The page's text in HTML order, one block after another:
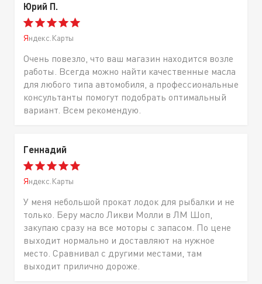
Юрий П.
Яндекс.Карты
Очень повезло, что ваш магазин находится возле
работы. Всегда можно найти качественные масла
для любого типа автомобиля, а профессиональные
консультанты помогут подобрать оптимальный
вариант. Всем рекомендую.
Геннадий
Яндекс.Карты
У меня небольшой прокат лодок для рыбалки и не
только. Беру масло Ликви Молли в ЛМ Шоп,
закупаю сразу на все моторы с запасом. По цене
выходит нормально и доставляют на нужное
место. Сравнивал с другими местами, там
выходит прилично дороже.